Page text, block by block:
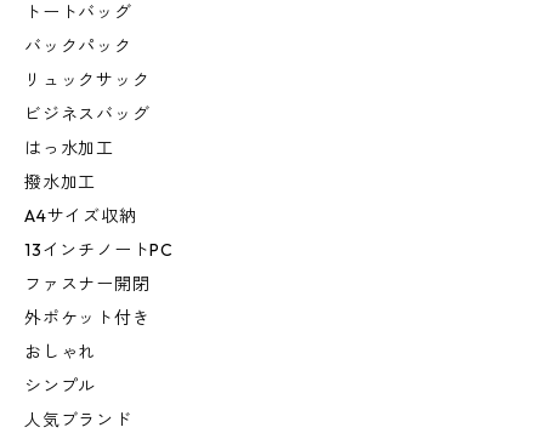
トートバッグ
バックパック
リュックサック
ビジネスバッグ
はっ水加工
撥水加工
A4サイズ収納
13インチノートPC
ファスナー開閉
外ポケット付き
おしゃれ
シンプル
人気ブランド